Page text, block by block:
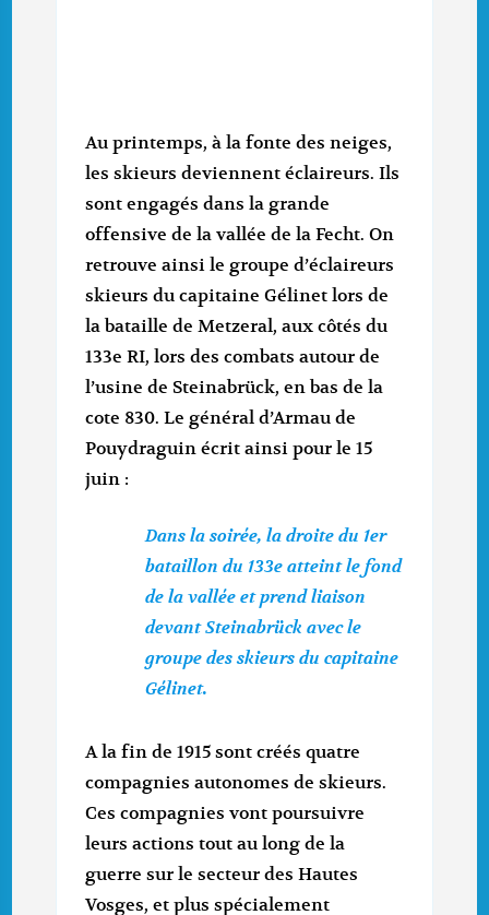
Au printemps, à la fonte des neiges,
les skieurs deviennent éclaireurs. Ils
sont engagés dans la grande
offensive de la vallée de la Fecht. On
retrouve ainsi le groupe d’éclaireurs
skieurs du capitaine Gélinet lors de
la bataille de Metzeral, aux côtés du
133e RI, lors des combats autour de
l’usine de Steinabrück, en bas de la
cote 830. Le général d’Armau de
Pouydraguin écrit ainsi pour le 15
juin :
Dans la soirée, la droite du 1er
bataillon du 133e atteint le fond
de la vallée et prend liaison
devant Steinabrück avec le
groupe des skieurs du capitaine
Gélinet.
A la fin de 1915 sont créés quatre
compagnies autonomes de skieurs.
Ces compagnies vont poursuivre
leurs actions tout au long de la
guerre sur le secteur des Hautes
Vosges, et plus spécialement